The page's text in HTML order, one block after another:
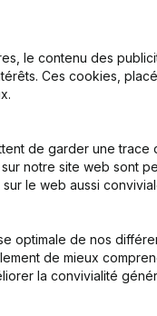
(Nouvelle Personne
le contenu des
Ces cookies,
de garder une trace
notre site web sont
le web aussi
optimale de nos
de mieux
la convivialité